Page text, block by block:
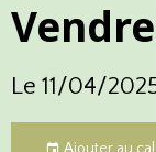
Le 11/04/